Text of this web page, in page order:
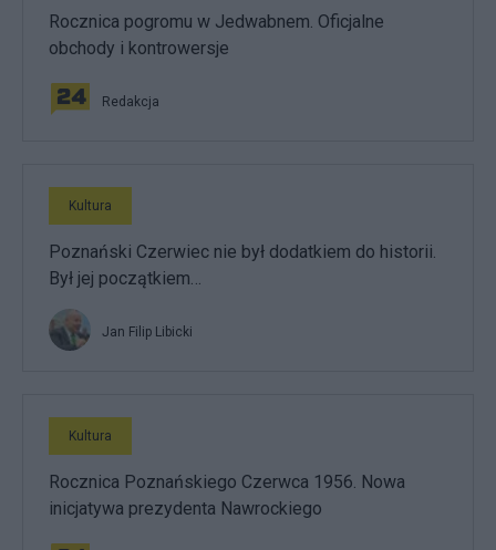
Rocznica pogromu w Jedwabnem. Oficjalne
obchody i kontrowersje
Redakcja
Kultura
Poznański Czerwiec nie był dodatkiem do historii.
Był jej początkiem…
Jan Filip Libicki
Kultura
Rocznica Poznańskiego Czerwca 1956. Nowa
inicjatywa prezydenta Nawrockiego